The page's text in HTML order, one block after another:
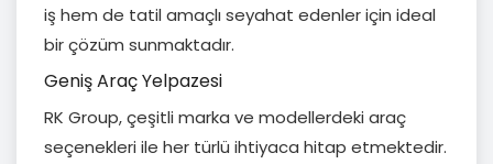
iş hem de tatil amaçlı seyahat edenler için ideal
bir çözüm sunmaktadır.
Geniş Araç Yelpazesi
RK Group, çeşitli marka ve modellerdeki araç
seçenekleri ile her türlü ihtiyaca hitap etmektedir.